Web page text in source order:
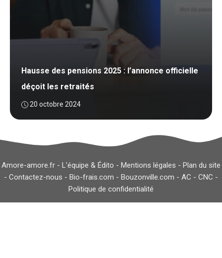
Hausse des pensions 2025 : l’annonce officielle
déçoit les retraités
20 octobre 2024
Amore-amore.fr - L'équipe & Édito - Mentions légales - Plan du site
- Contactez-nous - Bio-frais.com - Bouzonville.com - AC - CNC -
Politique de confidentialité